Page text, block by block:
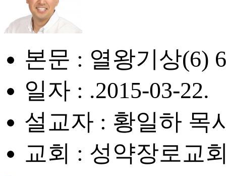
본문 : 열왕기상(6)
일자 : .2015-03-22.
설교자 : 황일하 목
교회 : 성약장로교